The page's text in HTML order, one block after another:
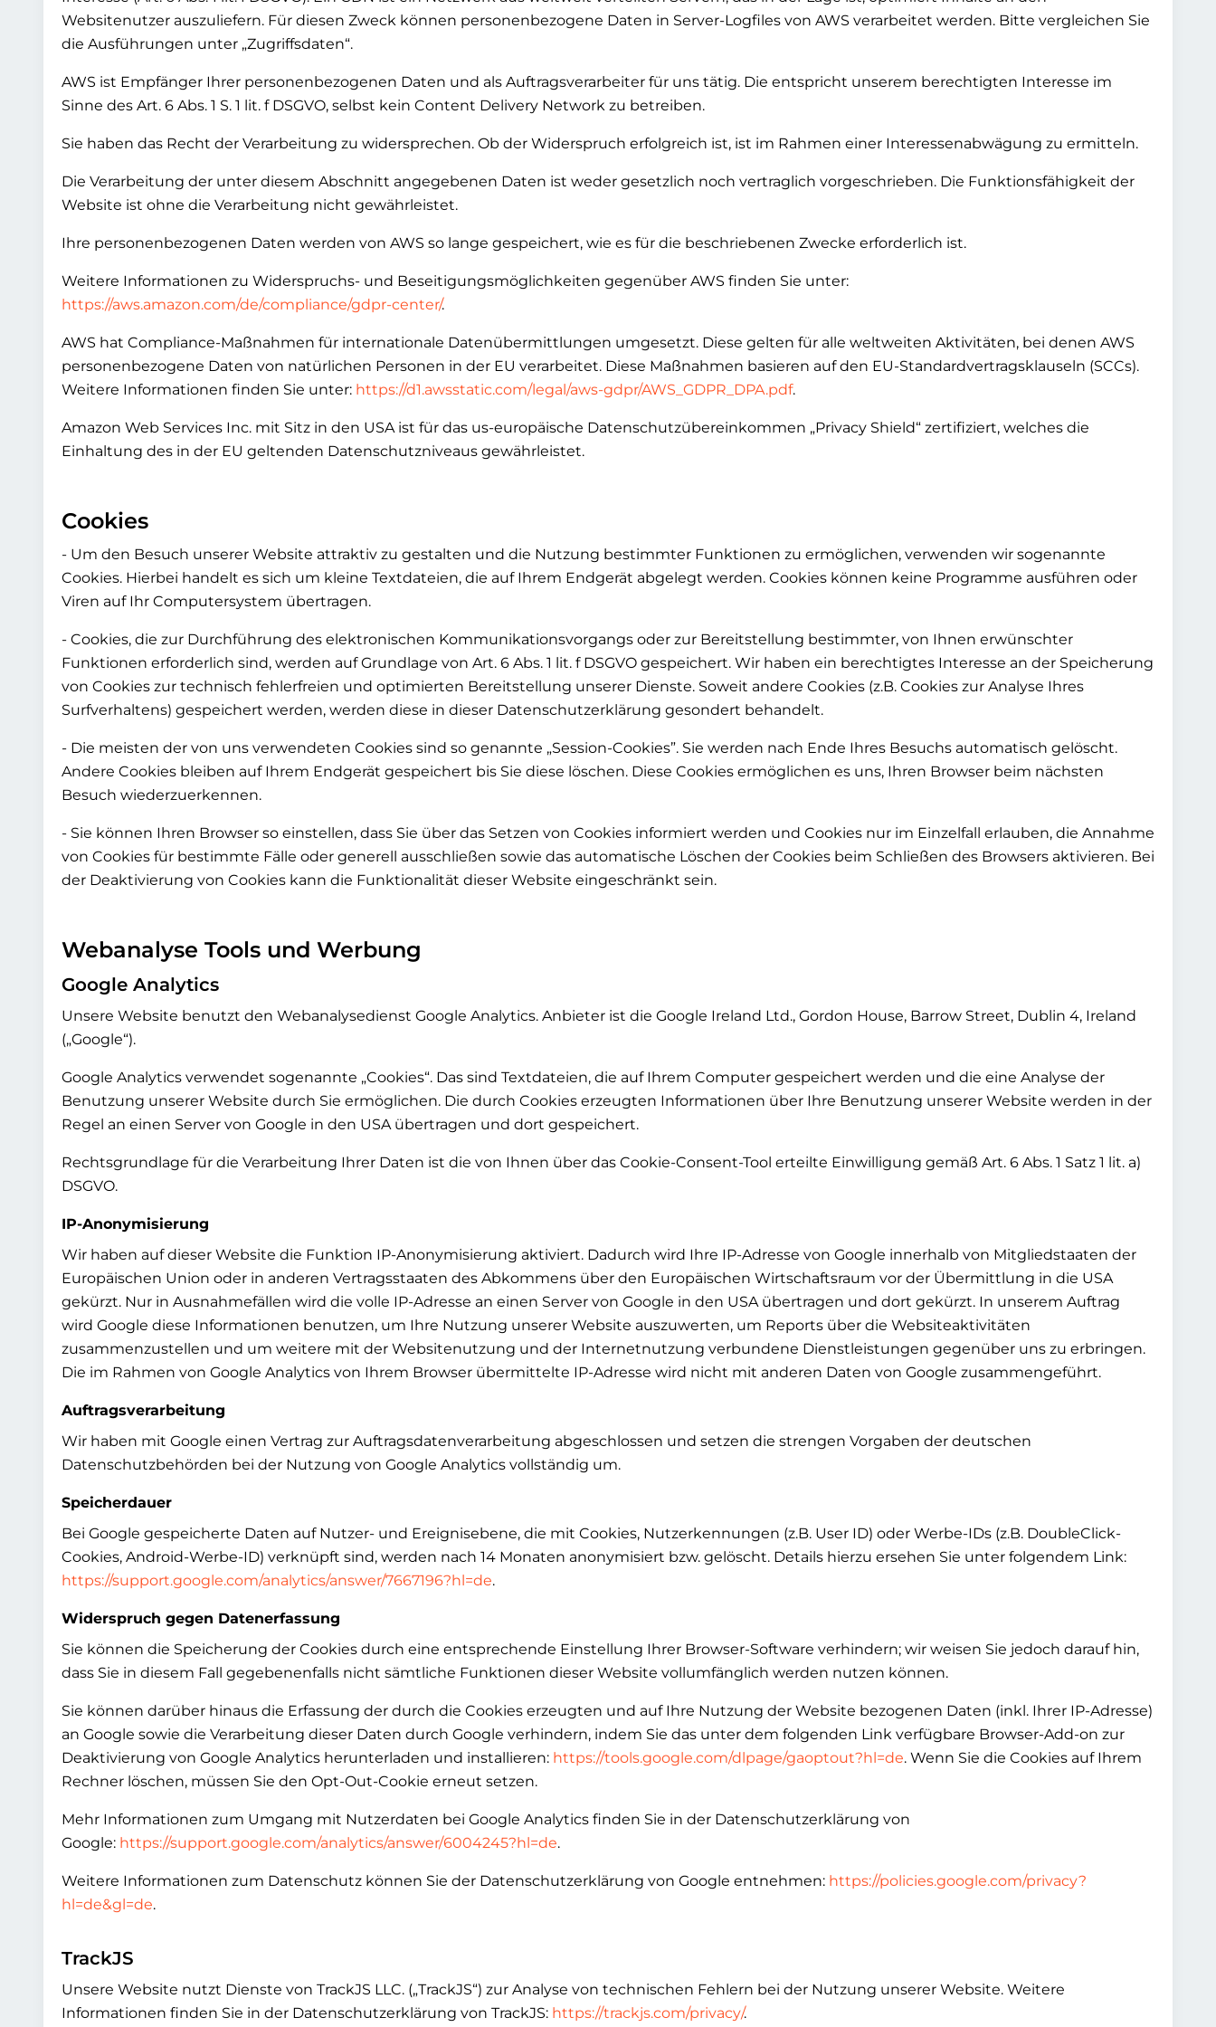
Websitenutzer auszuliefern. Für diesen Zweck können personenbezogene Daten in Server-Logfiles von AWS verarbeitet werden. Bitte vergleichen Sie
die Ausführungen unter „Zugriffsdaten“.
AWS ist Empfänger Ihrer personenbezogenen Daten und als Auftragsverarbeiter für uns tätig. Die entspricht unserem berechtigten Interesse im
Sinne des Art. 6 Abs. 1 S. 1 lit. f DSGVO, selbst kein Content Delivery Network zu betreiben.
Sie haben das Recht der Verarbeitung zu widersprechen. Ob der Widerspruch erfolgreich ist, ist im Rahmen einer Interessenabwägung zu ermitteln.
Die Verarbeitung der unter diesem Abschnitt angegebenen Daten ist weder gesetzlich noch vertraglich vorgeschrieben. Die Funktionsfähigkeit der
Website ist ohne die Verarbeitung nicht gewährleistet.
Ihre personenbezogenen Daten werden von AWS so lange gespeichert, wie es für die beschriebenen Zwecke erforderlich ist.
Weitere Informationen zu Widerspruchs- und Beseitigungsmöglichkeiten gegenüber AWS finden Sie unter:
https://aws.amazon.com/de/compliance/gdpr-center/.
AWS hat Compliance-Maßnahmen für internationale Datenübermittlungen umgesetzt. Diese gelten für alle weltweiten Aktivitäten, bei denen AWS
personenbezogene Daten von natürlichen Personen in der EU verarbeitet. Diese Maßnahmen basieren auf den EU-Standardvertragsklauseln (SCCs).
Weitere Informationen finden Sie unter: https://d1.awsstatic.com/legal/aws-gdpr/AWS_GDPR_DPA.pdf.
Amazon Web Services Inc. mit Sitz in den USA ist für das us-europäische Datenschutzübereinkommen „Privacy Shield“ zertifiziert, welches die
Einhaltung des in der EU geltenden Datenschutzniveaus gewährleistet.
Cookies
- Um den Besuch unserer Website attraktiv zu gestalten und die Nutzung bestimmter Funktionen zu ermöglichen, verwenden wir sogenannte
Cookies. Hierbei handelt es sich um kleine Textdateien, die auf Ihrem Endgerät abgelegt werden. Cookies können keine Programme ausführen oder
Viren auf Ihr Computersystem übertragen.
- Cookies, die zur Durchführung des elektronischen Kommunikationsvorgangs oder zur Bereitstellung bestimmter, von Ihnen erwünschter
Funktionen erforderlich sind, werden auf Grundlage von Art. 6 Abs. 1 lit. f DSGVO gespeichert. Wir haben ein berechtigtes Interesse an der Speicherung
von Cookies zur technisch fehlerfreien und optimierten Bereitstellung unserer Dienste. Soweit andere Cookies (z.B. Cookies zur Analyse Ihres
Surfverhaltens) gespeichert werden, werden diese in dieser Datenschutzerklärung gesondert behandelt.
- Die meisten der von uns verwendeten Cookies sind so genannte „Session-Cookies”. Sie werden nach Ende Ihres Besuchs automatisch gelöscht.
Andere Cookies bleiben auf Ihrem Endgerät gespeichert bis Sie diese löschen. Diese Cookies ermöglichen es uns, Ihren Browser beim nächsten
Besuch wiederzuerkennen.
- Sie können Ihren Browser so einstellen, dass Sie über das Setzen von Cookies informiert werden und Cookies nur im Einzelfall erlauben, die Annahme
von Cookies für bestimmte Fälle oder generell ausschließen sowie das automatische Löschen der Cookies beim Schließen des Browsers aktivieren. Bei
der Deaktivierung von Cookies kann die Funktionalität dieser Website eingeschränkt sein.
Webanalyse Tools und Werbung
Google Analytics
Unsere Website benutzt den Webanalysedienst Google Analytics. Anbieter ist die Google Ireland Ltd., Gordon House, Barrow Street, Dublin 4, Ireland
(„Google“).
Google Analytics verwendet sogenannte „Cookies“. Das sind Textdateien, die auf Ihrem Computer gespeichert werden und die eine Analyse der
Benutzung unserer Website durch Sie ermöglichen. Die durch Cookies erzeugten Informationen über Ihre Benutzung unserer Website werden in der
Regel an einen Server von Google in den USA übertragen und dort gespeichert.
Rechtsgrundlage für die Verarbeitung Ihrer Daten ist die von Ihnen über das Cookie-Consent-Tool erteilte Einwilligung gemäß Art. 6 Abs. 1 Satz 1 lit. a)
DSGVO.
IP-Anonymisierung
Wir haben auf dieser Website die Funktion IP-Anonymisierung aktiviert. Dadurch wird Ihre IP-Adresse von Google innerhalb von Mitgliedstaaten der
Europäischen Union oder in anderen Vertragsstaaten des Abkommens über den Europäischen Wirtschaftsraum vor der Übermittlung in die USA
gekürzt. Nur in Ausnahmefällen wird die volle IP-Adresse an einen Server von Google in den USA übertragen und dort gekürzt. In unserem Auftrag
wird Google diese Informationen benutzen, um Ihre Nutzung unserer Website auszuwerten, um Reports über die Websiteaktivitäten
zusammenzustellen und um weitere mit der Websitenutzung und der Internetnutzung verbundene Dienstleistungen gegenüber uns zu erbringen.
Die im Rahmen von Google Analytics von Ihrem Browser übermittelte IP-Adresse wird nicht mit anderen Daten von Google zusammengeführt.
Auftragsverarbeitung
Wir haben mit Google einen Vertrag zur Auftragsdatenverarbeitung abgeschlossen und setzen die strengen Vorgaben der deutschen
Datenschutzbehörden bei der Nutzung von Google Analytics vollständig um.
Speicherdauer
Bei Google gespeicherte Daten auf Nutzer- und Ereignisebene, die mit Cookies, Nutzerkennungen (z.B. User ID) oder Werbe-IDs (z.B. DoubleClick-
Cookies, Android-Werbe-ID) verknüpft sind, werden nach 14 Monaten anonymisiert bzw. gelöscht. Details hierzu ersehen Sie unter folgendem Link:
https://support.google.com/analytics/answer/7667196?hl=de.
Widerspruch gegen Datenerfassung
Sie können die Speicherung der Cookies durch eine entsprechende Einstellung Ihrer Browser-Software verhindern; wir weisen Sie jedoch darauf hin,
dass Sie in diesem Fall gegebenenfalls nicht sämtliche Funktionen dieser Website vollumfänglich werden nutzen können.
Sie können darüber hinaus die Erfassung der durch die Cookies erzeugten und auf Ihre Nutzung der Website bezogenen Daten (inkl. Ihrer IP-Adresse)
an Google sowie die Verarbeitung dieser Daten durch Google verhindern, indem Sie das unter dem folgenden Link verfügbare Browser-Add-on zur
Deaktivierung von Google Analytics herunterladen und installieren: https://tools.google.com/dlpage/gaoptout?hl=de. Wenn Sie die Cookies auf Ihrem
Rechner löschen, müssen Sie den Opt-Out-Cookie erneut setzen.
Mehr Informationen zum Umgang mit Nutzerdaten bei Google Analytics finden Sie in der Datenschutzerklärung von
Google: https://support.google.com/analytics/answer/6004245?hl=de.
Weitere Informationen zum Datenschutz können Sie der Datenschutzerklärung von Google entnehmen: https://policies.google.com/privacy?
hl=de&gl=de.
TrackJS
Unsere Website nutzt Dienste von TrackJS LLC. („TrackJS“) zur Analyse von technischen Fehlern bei der Nutzung unserer Website. Weitere
Informationen finden Sie in der Datenschutzerklärung von TrackJS: https://trackjs.com/privacy/.